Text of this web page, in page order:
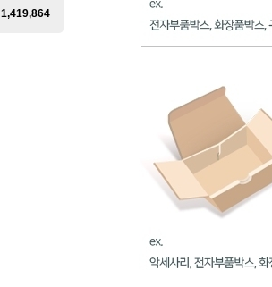
1,419,864